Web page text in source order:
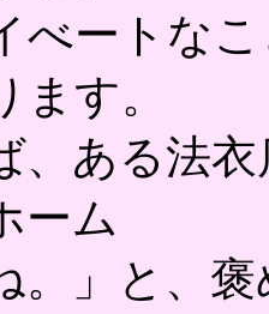
べートな
す。
ある法衣
ーム
。」と、